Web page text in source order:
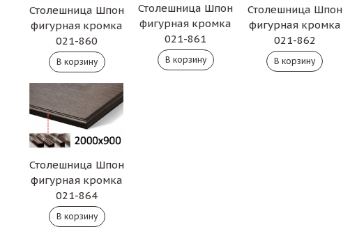
Столешница Шпон
фигурная кромка
021-860
Столешница Шпон
фигурная кромка
021-861
Столешница Шпон
фигурная кромка
021-862
Столешница Шпон
фигурная кромка
021-864